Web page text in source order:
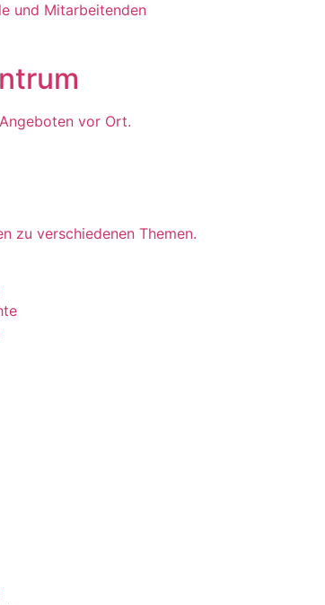
und Mitarbeitenden
vor Ort.
zu verschiedenen Themen.